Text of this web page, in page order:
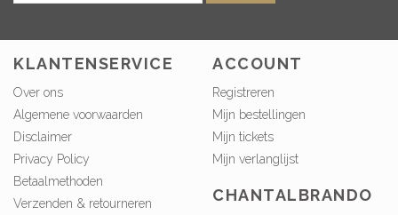
KLANTENSERVICE
Over ons
Algemene voorwaarden
Disclaimer
Privacy Policy
Betaalmethoden
Verzenden & retourneren
ACCOUNT
Registreren
Mijn bestellingen
Mijn tickets
Mijn verlanglijst
CHANTALBRANDO